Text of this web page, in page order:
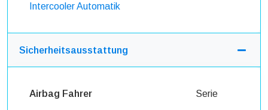
Intercooler Automatik
Sicherheitsausstattung
Airbag Fahrer Serie